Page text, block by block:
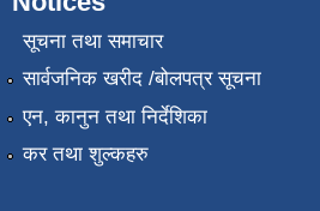
सूचना तथा समाचार
सार्वजनिक खरीद /बोलपत्र सूचना
एन, कानुन तथा निर्देशिका
कर तथा शुल्कहरु